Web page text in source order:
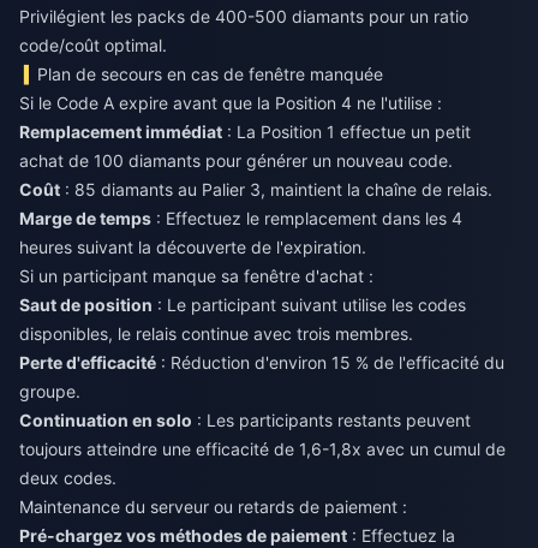
Privilégient les packs de 400-500 diamants pour un ratio
code/coût optimal.
Plan de secours en cas de fenêtre manquée
Si le Code A expire avant que la Position 4 ne l'utilise :
Remplacement immédiat : La Position 1 effectue un petit
achat de 100 diamants pour générer un nouveau code.
Coût : 85 diamants au Palier 3, maintient la chaîne de relais.
Marge de temps : Effectuez le remplacement dans les 4
heures suivant la découverte de l'expiration.
Si un participant manque sa fenêtre d'achat :
Saut de position : Le participant suivant utilise les codes
disponibles, le relais continue avec trois membres.
Perte d'efficacité : Réduction d'environ 15 % de l'efficacité du
groupe.
Continuation en solo : Les participants restants peuvent
toujours atteindre une efficacité de 1,6-1,8x avec un cumul de
deux codes.
Maintenance du serveur ou retards de paiement :
Pré-chargez vos méthodes de paiement : Effectuez la